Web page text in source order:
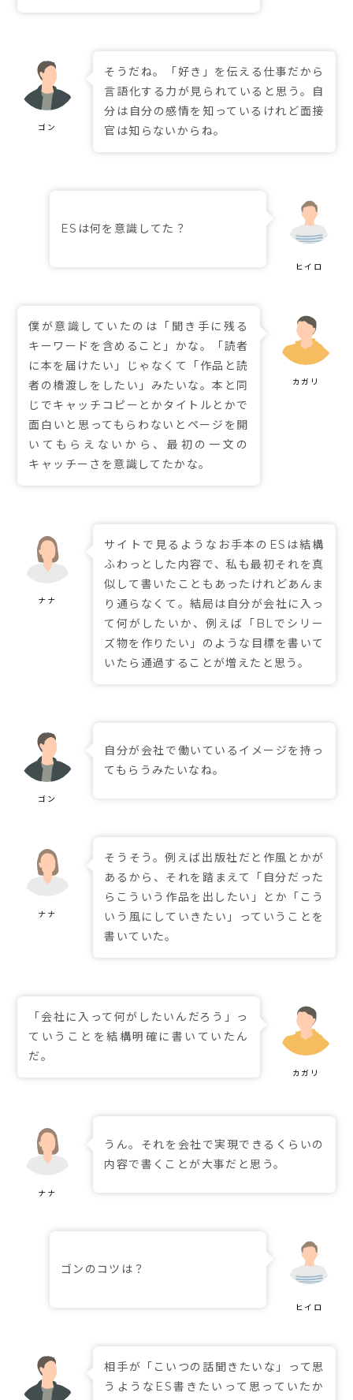
そうだね。「好き」を伝える仕事だから
言語化する力が見られていると思う。自
分は自分の感情を知っているけれど面接
官は知らないからね。
ESは何を意識してた？
僕が意識していたのは「聞き手に残る
キーワードを含めること」かな。「読者
に本を届けたい」じゃなくて「作品と読
者の橋渡しをしたい」みたいな。本と同
じでキャッチコピーとかタイトルとかで
面白いと思ってもらわないとページを開
いてもらえないから、最初の一文の
キャッチーさを意識してたかな。
サイトで見るようなお手本のESは結構
ふわっとした内容で、私も最初それを真
似して書いたこともあったけれどあんま
り通らなくて。結局は自分が会社に入っ
て何がしたいか、例えば「BLでシリー
ズ物を作りたい」のような目標を書いて
いたら通過することが増えたと思う。
自分が会社で働いているイメージを持っ
てもらうみたいなね。
そうそう。例えば出版社だと作風とかが
あるから、それを踏まえて「自分だった
らこういう作品を出したい」とか「こう
いう風にしていきたい」っていうことを
書いていた。
「会社に入って何がしたいんだろう」っ
ていうことを結構明確に書いていたん
だ。
うん。それを会社で実現できるくらいの
内容で書くことが大事だと思う。
ゴンのコツは？
相手が「こいつの話聞きたいな」って思
うようなES書きたいって思っていたか